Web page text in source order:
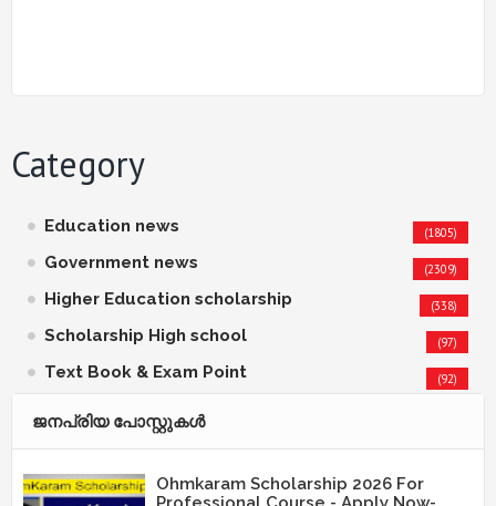
Category
Education news (1805)
Government news (2309)
Higher Education scholarship (338)
Scholarship High school (97)
Text Book & Exam Point (92)
ജനപ്രിയ പോസ്റ്റുകള്‍‌
Ohmkaram Scholarship 2026 For